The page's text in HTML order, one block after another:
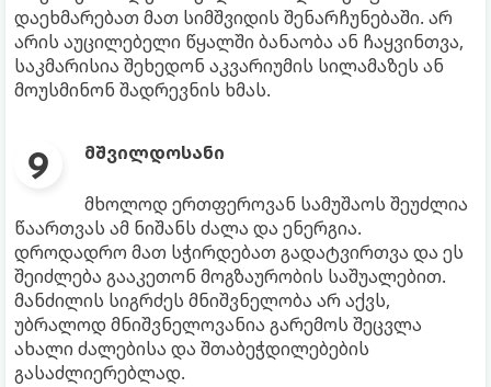
დაეხმარებათ მათ სიმშვიდის შენარჩუნებაში. არ
არის აუცილებელი წყალში ბანაობა ან ჩაყვინთვა,
საკმარისია შეხედონ აკვარიუმის სილამაზეს ან
მოუსმინონ შადრევნის ხმას.
მშვილდოსანი
მხოლოდ ერთფეროვან სამუშაოს შეუძლია
წაართვას ამ ნიშანს ძალა და ენერგია.
დროდადრო მათ სჭირდებათ გადატვირთვა და ეს
შეიძლება გააკეთონ მოგზაურობის საშუალებით.
მანძილის სიგრძეს მნიშვნელობა არ აქვს,
უბრალოდ მნიშვნელოვანია გარემოს შეცვლა
ახალი ძალებისა და შთაბეჭდილებების
გასაძლიერებლად.